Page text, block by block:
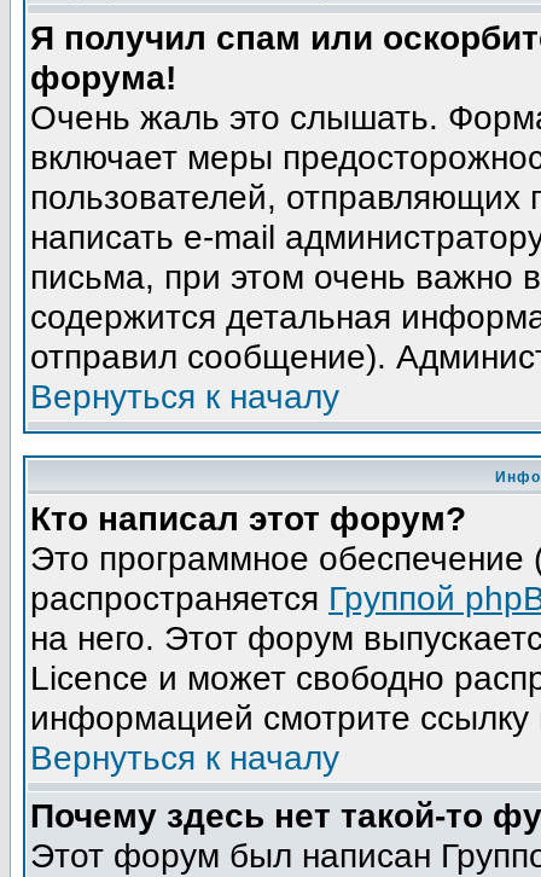
Я получил спам или
форума!
Очень жаль это слышать.
включает меры
пользователей,
написать e-mail
письма, при этом очень важно
содержится детальная
отправил сообщение).
Вернуться к началу
Кто написал этот форум?
Это программное
распространяется Группой
на него. Этот форум
Licence и может свободно
информацией смотрите ссылку
Вернуться к началу
Почему здесь нет такой-то
Этот форум был написан